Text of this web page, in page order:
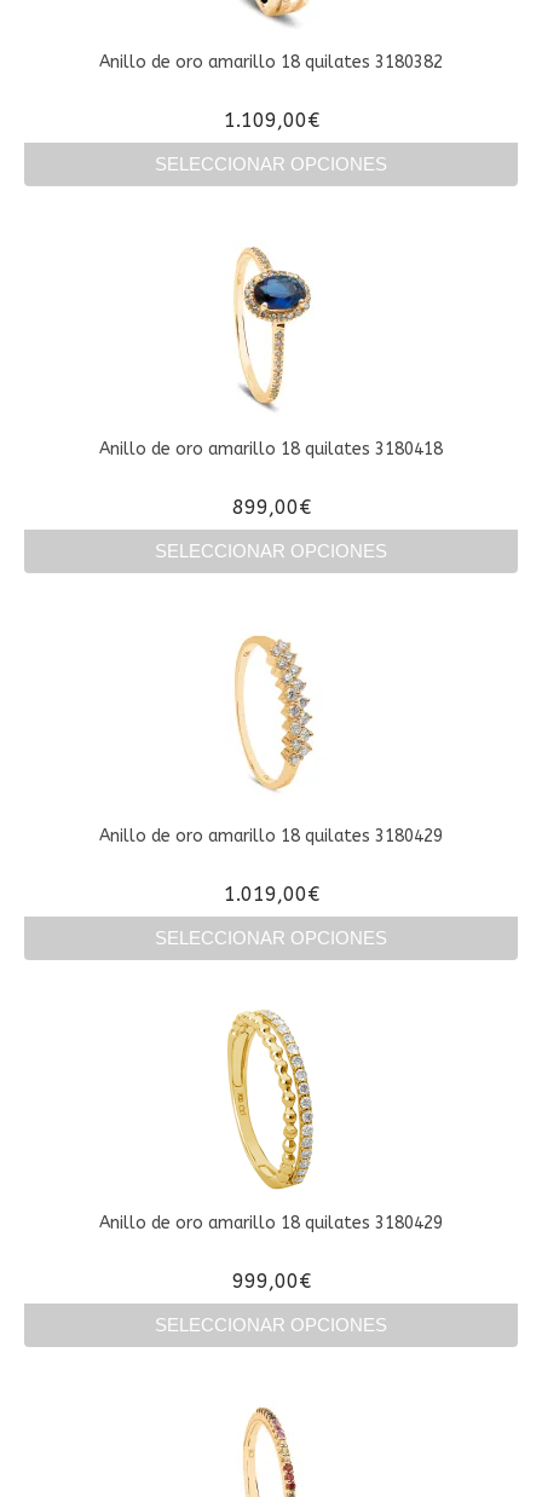
elegir
en
de
producto
Anillo de oro amarillo 18 quilates 3180382
1.109,00€
SELECCIONAR OPCIONES
múltiples
variantes.
Las
opciones
se
pueden
elegir
en
de
producto
Anillo de oro amarillo 18 quilates 3180418
899,00€
SELECCIONAR OPCIONES
múltiples
variantes.
Las
opciones
se
pueden
en
de
producto
Anillo de oro amarillo 18 quilates 3180429
1.019,00€
SELECCIONAR OPCIONES
tiene
múltiples
variantes.
Las
opciones
se
pueden
elegir
en
de
producto
Anillo de oro amarillo 18 quilates 3180429
999,00€
SELECCIONAR OPCIONES
tiene
múltiples
variantes.
Las